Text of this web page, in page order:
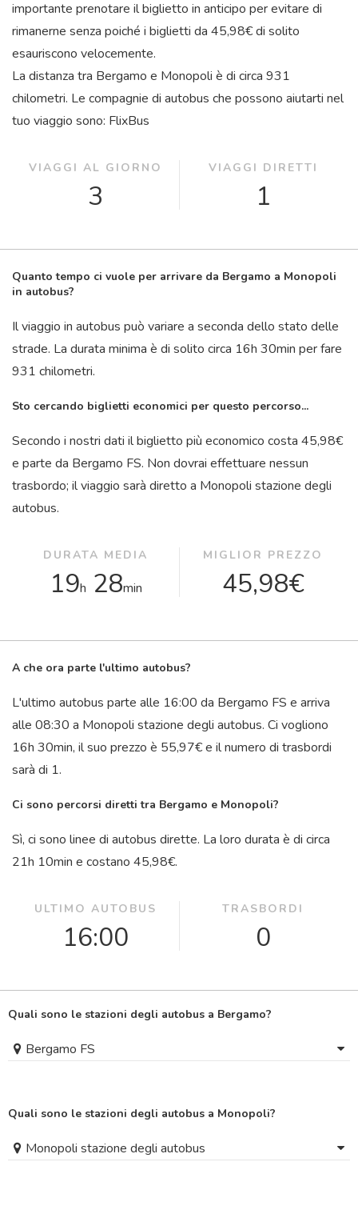
importante prenotare il biglietto in anticipo per evitare di
rimanerne senza poiché i biglietti da 45,98€ di solito
esauriscono velocemente.
La distanza tra Bergamo e Monopoli è di circa 931
chilometri. Le compagnie di autobus che possono aiutarti nel
tuo viaggio sono: FlixBus
VIAGGI AL GIORNO
3
VIAGGI DIRETTI
1
Quanto tempo ci vuole per arrivare da Bergamo a Monopoli
in autobus?
Il viaggio in autobus può variare a seconda dello stato delle
strade. La durata minima è di solito circa 16h 30min per fare
931 chilometri.
Sto cercando biglietti economici per questo percorso...
Secondo i nostri dati il ​​biglietto più economico costa 45,98€
e parte da Bergamo FS. Non dovrai effettuare nessun
trasbordo; il viaggio sarà diretto a Monopoli stazione degli
autobus.
DURATA MEDIA
19h 28min
MIGLIOR PREZZO
45,98€
A che ora parte l'ultimo autobus?
L'ultimo autobus parte alle 16:00 da Bergamo FS e arriva
alle 08:30 a Monopoli stazione degli autobus. Ci vogliono
16h 30min, il suo prezzo è 55,97€ e il numero di trasbordi
sarà di 1.
Ci sono percorsi diretti tra Bergamo e Monopoli?
Sì, ci sono linee di autobus dirette. La loro durata è di circa
21h 10min e costano 45,98€.
ULTIMO AUTOBUS
16:00
TRASBORDI
0
Quali sono le stazioni degli autobus a Bergamo?
Bergamo FS
Quali sono le stazioni degli autobus a Monopoli?
Monopoli stazione degli autobus